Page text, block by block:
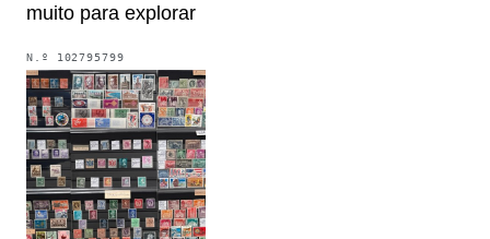
muito para explorar
N.º 102795799